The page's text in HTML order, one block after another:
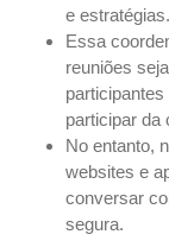
e estratégias.
Essa
reuniões
participar da
No entanto,
websites e
conversar
segura.